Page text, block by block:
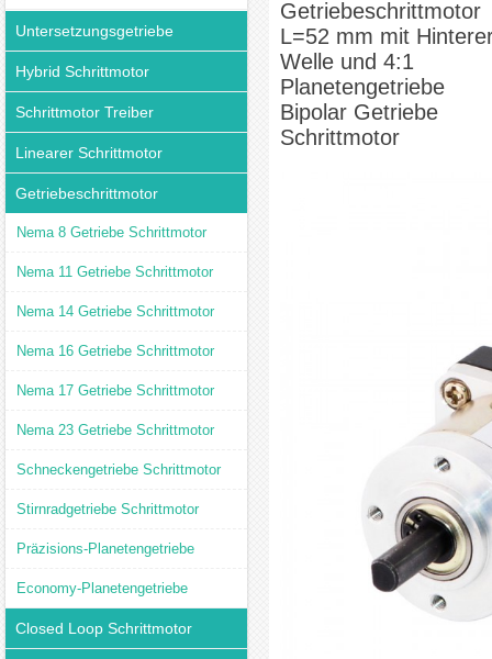
Untersetzungsgetriebe
Hybrid Schrittmotor
Schrittmotor Treiber
Linearer Schrittmotor
Getriebeschrittmotor
Nema 8 Getriebe Schrittmotor
Nema 11 Getriebe Schrittmotor
Nema 14 Getriebe Schrittmotor
Nema 16 Getriebe Schrittmotor
Nema 17 Getriebe Schrittmotor
Nema 23 Getriebe Schrittmotor
Schneckengetriebe Schrittmotor
Stirnradgetriebe Schrittmotor
Präzisions-Planetengetriebe
Economy-Planetengetriebe
Closed Loop Schrittmotor
Getriebeschrittmotor
L=52 mm mit
Welle und 4:1
Planetengetriebe
Bipolar Getriebe
Schrittmotor